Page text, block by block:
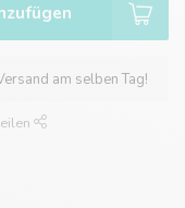
am selben Tag!